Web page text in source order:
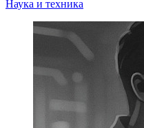
Наука и техника